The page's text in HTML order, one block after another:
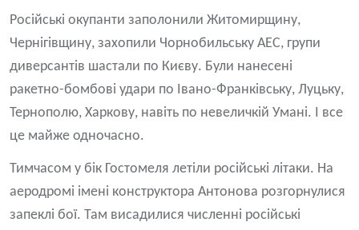
Російські окупанти заполонили Житомирщину,
Чернігівщину, захопили Чорнобильську АЕС, групи
диверсантів шастали по Києву. Були нанесені
ракетно-бомбові удари по Івано-Франківську, Луцьку,
Тернополю, Харкову, навіть по невеличкій Умані. І все
це майже одночасно.
Тимчасом у бік Гостомеля летіли російські літаки. На
аеродромі імені конструктора Антонова розгорнулися
запеклі бої. Там висадилися численні російські